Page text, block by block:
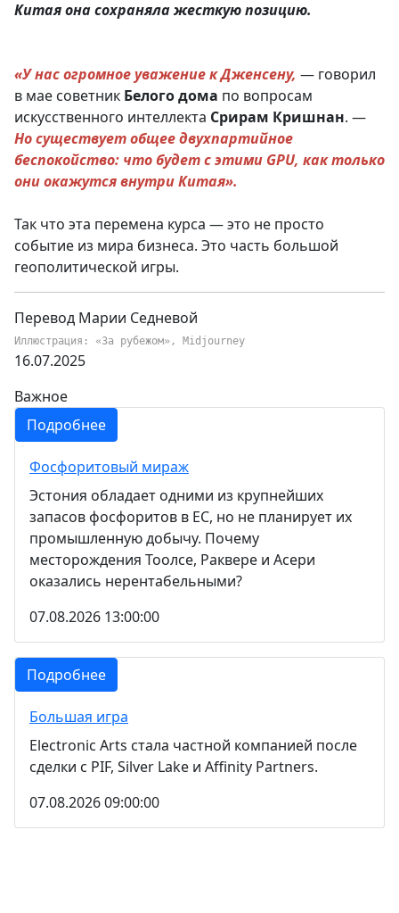
Китая она сохраняла жесткую позицию.
«У нас огромное уважение к Дженсену, — говорил
в мае советник Белогодома по вопросам
искусственного интеллекта Срирам Кришнан. —
Но существует общее двухпартийное
беспокойство: что будет с этими GPU, как только
они окажутся внутри Китая».
Так что эта перемена курса — это не просто
событие из мира бизнеса. Это часть большой
геополитической игры.
Перевод Марии Седневой
Иллюстрация: «За рубежом», Midjourney
16.07.2025
Важное
Подробнее
Фосфоритовый мираж
Эстония обладает одними из крупнейших
запасов фосфоритов в ЕС, но не планирует их
промышленную добычу. Почему
месторождения Тоолсе, Раквере и Асери
оказались нерентабельными?
07.08.2026 13:00:00
Подробнее
Большая игра
Electronic Arts стала частной компанией после
сделки с PIF, Silver Lake и Affinity Partners.
07.08.2026 09:00:00